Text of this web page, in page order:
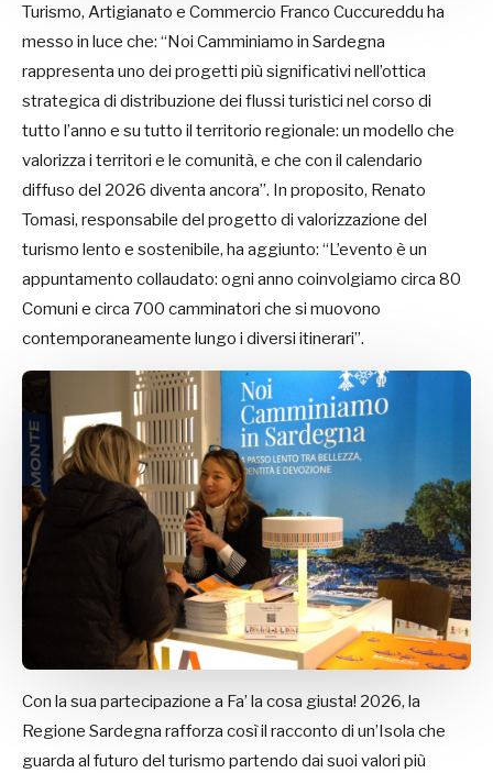
Turismo, Artigianato e Commercio Franco Cuccureddu ha
messo in luce che: “Noi Camminiamo in Sardegna
rappresenta uno dei progetti più significativi nell’ottica
strategica di distribuzione dei flussi turistici nel corso di
tutto l’anno e su tutto il territorio regionale: un modello che
valorizza i territori e le comunità, e che con il calendario
diffuso del 2026 diventa ancora”. In proposito, Renato
Tomasi, responsabile del progetto di valorizzazione del
turismo lento e sostenibile, ha aggiunto: “L’evento è un
appuntamento collaudato: ogni anno coinvolgiamo circa 80
Comuni e circa 700 camminatori che si muovono
contemporaneamente lungo i diversi itinerari”.
Con la sua partecipazione a Fa’ la cosa giusta! 2026, la
Regione Sardegna rafforza così il racconto di un’Isola che
guarda al futuro del turismo partendo dai suoi valori più